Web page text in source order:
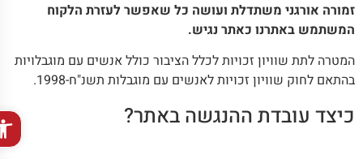
פתח
זמורה אורגני משתדלת ועושה כל שאפשר לעזרת הלקוח
המשתמש באתרנו כאתר נגיש.
המטרה לתת שוויון זכויות לכלל הציבור כולל אנשים עם מוגבלויות
בהתאם לחוק שוויון זכויות לאנשים עם מוגבלות תשנ"ח-1998.
כיצד עובדת ההנגשה באתר?